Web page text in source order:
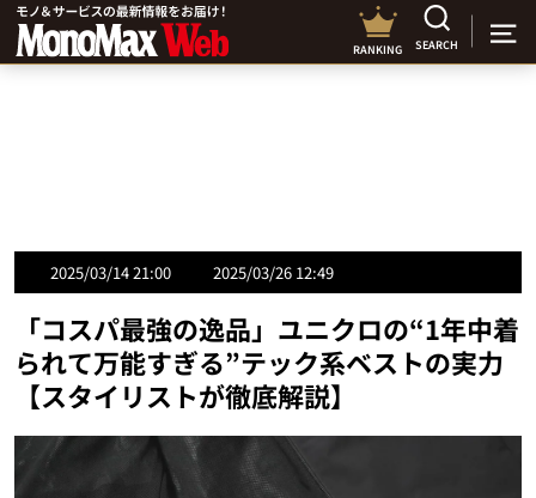
RANKING SEARCH
2025/03/14 21:00 2025/03/26 12:49
「コスパ最強の逸品」ユニクロの“1年中着
られて万能すぎる”テック系ベストの実力
【スタイリストが徹底解説】